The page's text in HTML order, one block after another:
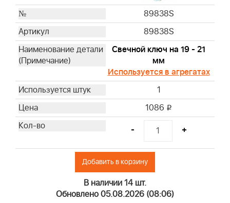
4104
4107
4109
4112
4133
4136
89838S
89838S
Свечной ключ на 19 - 21
мм
Используется в агрегатах
1
1086 i
- +
Добавить в корзину
В наличии 14 шт.
Обновлено 05.08.2026 (08:06)